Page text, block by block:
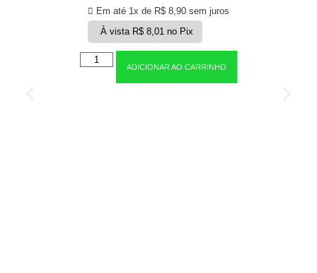
Em até 1x de R$ 8,90 sem juros
À vista R$8,01 no Pix
ADICIONAR AO CARRINHO